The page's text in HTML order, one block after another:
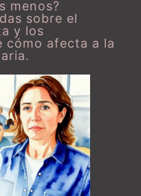
menos?
sobre el
y los
cómo afecta a la